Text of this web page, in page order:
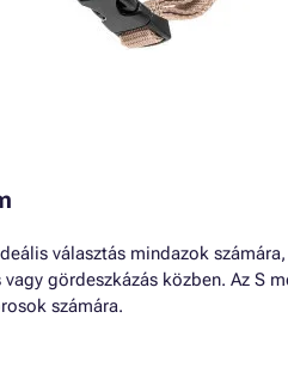
választás mindazok
gördeszkázás közben. Az S
számára.